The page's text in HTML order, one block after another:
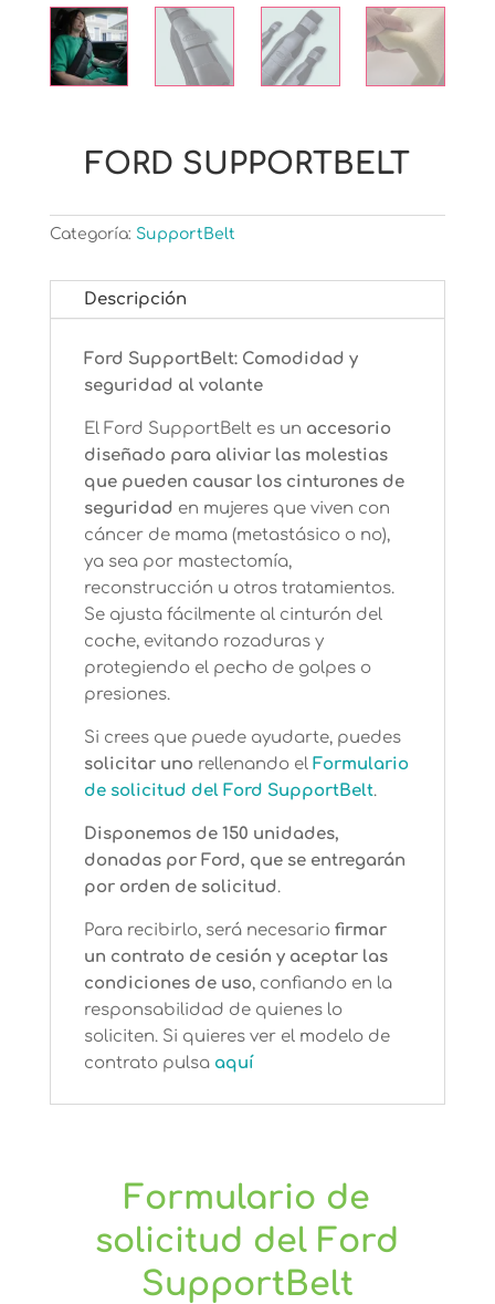
FORD SUPPORTBELT
Categoría: SupportBelt
Descripción
Ford SupportBelt: Comodidad y
seguridad al volante
El Ford SupportBelt es un accesorio
diseñado para aliviar las molestias
que pueden causar los cinturones de
seguridad en mujeres que viven con
cáncer de mama (metastásico o no),
ya sea por mastectomía,
reconstrucción u otros tratamientos.
Se ajusta fácilmente al cinturón del
coche, evitando rozaduras y
protegiendo el pecho de golpes o
presiones.
Si crees que puede ayudarte, puedes
solicitar uno rellenando el Formulario
de solicitud del Ford SupportBelt.
Disponemos de 150 unidades,
donadas por Ford, que se entregarán
por orden de solicitud.
Para recibirlo, será necesariofirmar
un contrato de cesión y aceptar las
condiciones de uso, confiando en la
responsabilidad de quienes lo
soliciten. Si quieres ver el modelo de
contrato pulsa aquí
Formulario de
solicitud del Ford
SupportBelt